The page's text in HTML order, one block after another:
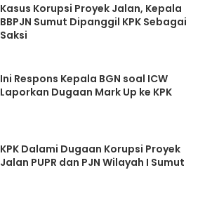
Kasus Korupsi Proyek Jalan, Kepala
BBPJN Sumut Dipanggil KPK Sebagai
Saksi
Ini Respons Kepala BGN soal ICW
Laporkan Dugaan Mark Up ke KPK
KPK Dalami Dugaan Korupsi Proyek
Jalan PUPR dan PJN Wilayah I Sumut